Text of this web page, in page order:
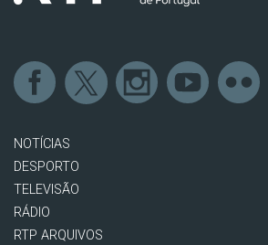
NOTÍCIAS
DESPORTO
TELEVISÃO
RÁDIO
RTP ARQUIVOS